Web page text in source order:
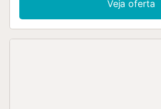
sud. En commun: terrain 10 ha avec
verger, piscine (20 x 12 m,
Veja oferta